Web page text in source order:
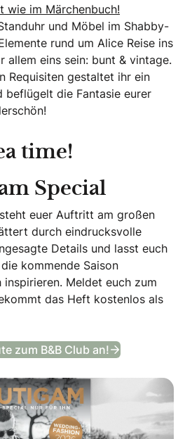
wie im Märchenbuch!
und Möbel im Shabby-
rund um Alice Reise ins
allem eins sein: bunt & vintage.
Requisiten gestaltet ihr ein
beflügelt die Fantasie eurer
time!
Special
euer Auftritt am großen
durch eindrucksvolle
Details und lasst euch
kommende Saison
Meldet euch zum
das Heft kostenlos als
zum B&B Club an! Das